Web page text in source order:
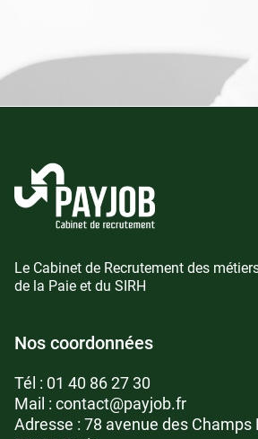
Le Cabinet de Recrutement des
de la Paie et du SIRH
Nos coordonnées
Tél : 01 40 86 27 30
Mail : contact@payjob.fr
Adresse : 78 avenue des Champs